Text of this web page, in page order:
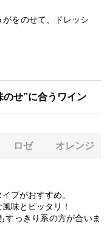
をのせて、ドレッシ
せ”に合うワイン
ロゼ オレンジ
プがおすすめ。
味とピッタリ！
すっきり系の方が合いま